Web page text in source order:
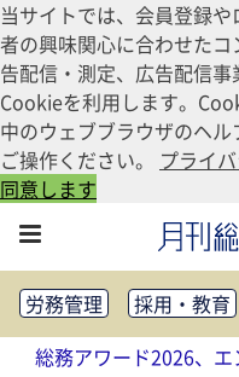
当サイトでは、会員登録
者の興味関心に合わせた
告配信・測定、広告配信
Cookieを利用します。
中のウェブブラウザのヘ
ご操作ください。 プライ
同意します
労務管理 採用・教育
健康経営
働き方改革
法務・コンプライアンス
総務アワード2026、エ